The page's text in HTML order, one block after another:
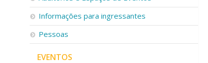
Informações para ingressantes
Pessoas
EVENTOS